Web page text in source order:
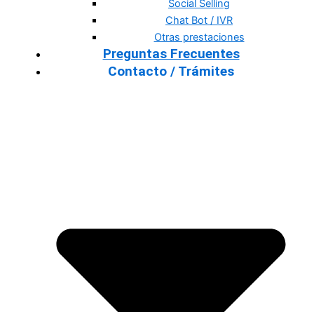
Social Selling
Chat Bot / IVR
Otras prestaciones
Preguntas Frecuentes
Contacto / Trámites